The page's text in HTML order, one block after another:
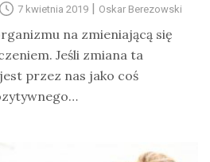
7 kwietnia 2019| Oskar Berezowski
na zmieniającą się
Jeśli zmiana ta
przez nas jako coś